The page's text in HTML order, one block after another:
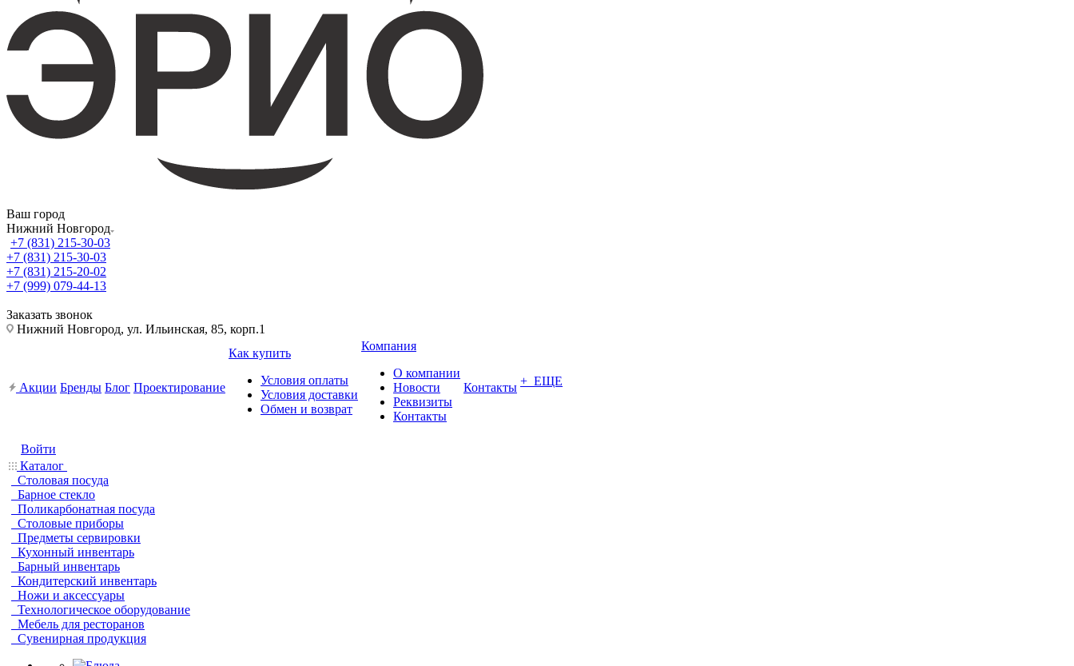
Ваш город
Нижний Новгород
+7 (831) 215-30-03
+7 (831) 215-30-03
+7 (831) 215-20-02
+7 (999) 079-44-13
Заказать звонок
Нижний Новгород, ул. Ильинская, 85, корп.1
Акции Бренды Блог Проектирование
Как купить
Условия оплаты
Условия доставки
Обмен и возврат
Компания
О компании
Новости
Реквизиты
Контакты
Контакты + ЕЩЕ
Войти
Каталог
Столовая посуда
Барное стекло
Поликарбонатная посуда
Столовые приборы
Предметы сервировки
Кухонный инвентарь
Барный инвентарь
Кондитерский инвентарь
Ножи и аксессуары
Технологическое оборудование
Мебель для ресторанов
Сувенирная продукция